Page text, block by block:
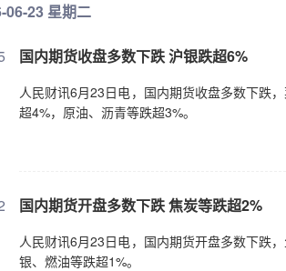
06-23 星期二
国内期货收盘多数下跌 沪银跌超6%
人民财讯6月23日电，国内期货收盘多数下跌
超4%，原油、沥青等跌超3%。
国内期货开盘多数下跌 焦炭等跌超2%
人民财讯6月23日电，国内期货开盘多数下跌
银、燃油等跌超1%。